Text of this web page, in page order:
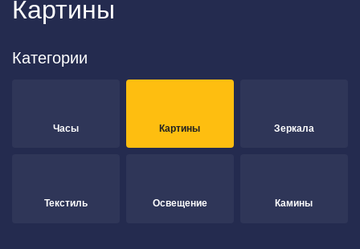
Картины
Категории
Часы Картины Зеркала
Текстиль Освещение Камины